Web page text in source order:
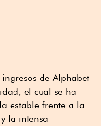
de Alphabet
el cual se ha
estable frente a la
la intensa